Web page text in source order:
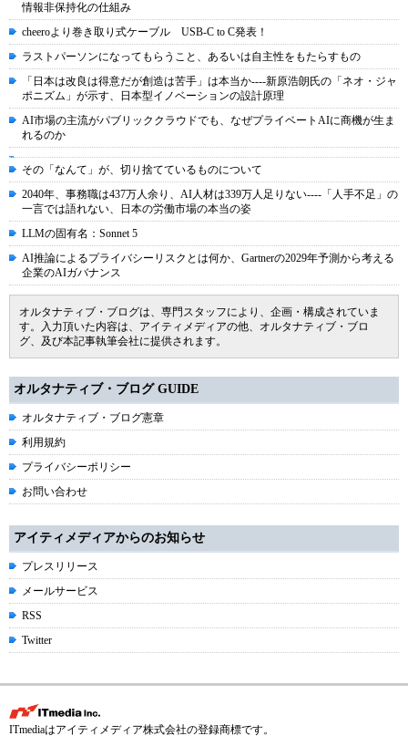
情報非保持化の仕組み
cheeroより巻き取り式ケーブル USB-C to C発表！
ラストパーソンになってもらうこと、あるいは自主性をもたらすもの
「日本は改良は得意だが創造は苦手」は本当か----新原浩朗氏の「ネオ・ジャ
ポニズム」が示す、日本型イノベーションの設計原理
AI市場の主流がパブリッククラウドでも、なぜプライベートAIに商機が生ま
れるのか
その「なんて」が、切り捨てているものについて
2040年、事務職は437万人余り、AI人材は339万人足りない----「人手不足」の
一言では語れない、日本の労働市場の本当の姿
LLMの固有名：Sonnet 5
AI推論によるプライバシーリスクとは何か、Gartnerの2029年予測から考える
企業のAIガバナンス
オルタナティブ・ブログは、専門スタッフにより、企画・構成されていま
す。入力頂いた内容は、アイティメディアの他、オルタナティブ・ブロ
グ、及び本記事執筆会社に提供されます。
オルタナティブ・ブログ GUIDE
オルタナティブ・ブログ憲章
利用規約
プライバシーポリシー
お問い合わせ
アイティメディアからのお知らせ
プレスリリース
メールサービス
RSS
Twitter
ITmediaはアイティメディア株式会社の登録商標です。